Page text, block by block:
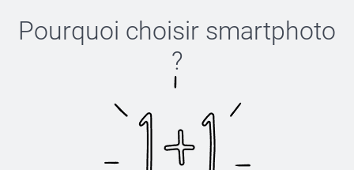
Pourquoi choisir smartphoto
?